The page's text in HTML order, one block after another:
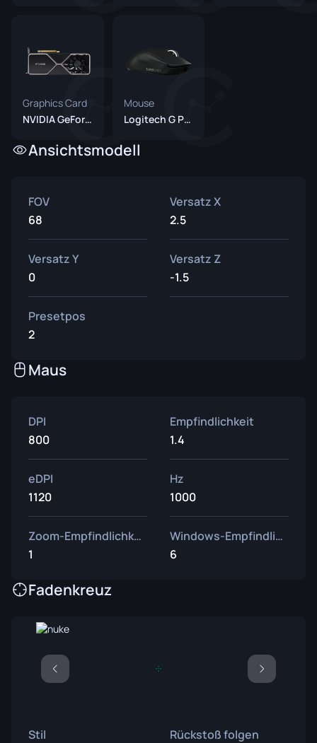
Graphics Card
NVIDIA GeForce RTX 3080
Mouse
Logitech G Pro X Superlight Black
Ansichtsmodell
FOV
68
Versatz X
2.5
Versatz Y
0
Versatz Z
-1.5
Presetpos
2
Maus
DPI
800
Empfindlichkeit
1.4
eDPI
1120
Hz
1000
Zoom-Empfindlichkeit
1
Windows-Empfindlichkeit
6
Fadenkreuz
Stil
Rückstoß folgen